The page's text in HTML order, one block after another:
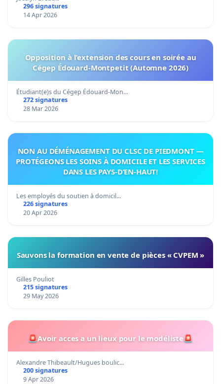
296 signatures
14 Apr 2026
Opposition à l’extension des cours en soirée au
Cégep Édouard-Montpetit (Automne 2026)
Étudiant(e)s du Cégep Édouard-Mon…
272 signatures
28 Mar 2026
NON AU DÉMÉNAGEMENT DU CLSC DE PIEDMONT —
PROTÉGEONS LES SOINS À DOMICILE ET LES SERVICES
DANS LES PAYS-D’EN-HAUT!
Les employés du soutien à domicil…
226 signatures
20 Apr 2026
Sauvons la formation en vente de pièces « CVPEM »
Gilles Pouliot
215 signatures
29 May 2026
🚨Avoir acces a un lieux pour le modéliste🚨
Alexandre Thibeault/Hugues boulic…
200 signatures
9 Apr 2026